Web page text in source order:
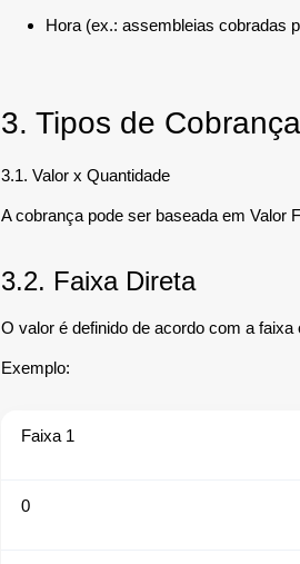
Hora (ex.: assembleias cobradas
3. Tipos de Cobrança
3.1. Valor x Quantidade
A cobrança pode ser baseada em Valor
3.2. Faixa Direta
O valor é definido de acordo com a faixa
Exemplo:
Faixa 1
0